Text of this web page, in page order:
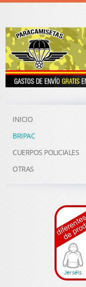
INICIO
BRIPAC
CUERPOS POLICIALES
OTRAS